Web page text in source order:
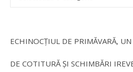
ECHINOCȚIUL DE PRIMĂVARĂ,
DE COTITURĂ ȘI SCHIMBĂRI